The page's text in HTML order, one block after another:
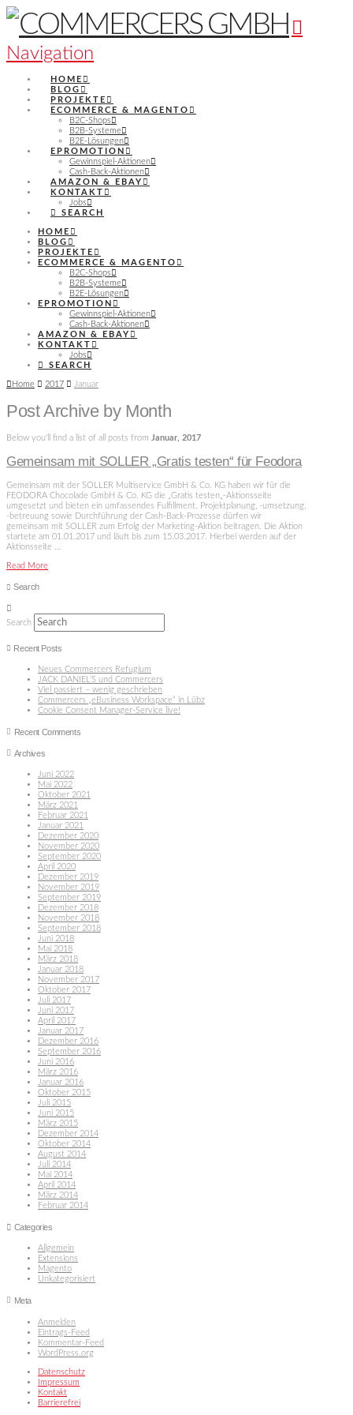
Navigation
HOME
BLOG
PROJEKTE
ECOMMERCE & MAGENTO
B2C-Shops
B2B-Systeme
B2E-Lösungen
EPROMOTION
Gewinnspiel-Aktionen
Cash-Back-Aktionen
AMAZON & EBAY
KONTAKT
Jobs
SEARCH
HOME
BLOG
PROJEKTE
ECOMMERCE & MAGENTO
B2C-Shops
B2B-Systeme
B2E-Lösungen
EPROMOTION
Gewinnspiel-Aktionen
Cash-Back-Aktionen
AMAZON & EBAY
KONTAKT
Jobs
SEARCH
Home 2017 Januar
Post Archive by Month
Below you'll find a list of all posts from Januar, 2017
Gemeinsam mit SOLLER „Gratis testen“ für Feodora
Gemeinsam mit der SOLLER Multiservice GmbH & Co. KG haben wir für die
FEODORA Chocolade GmbH & Co. KG die „Gratis testen„-Aktionsseite
umgesetzt und bieten ein umfassendes Fulfillment. Projektplanung, -umsetzung,
-betreuung sowie Durchführung der Cash-Back-Prozesse dürfen wir
gemeinsam mit SOLLER zum Erfolg der Marketing-Aktion beitragen. Die Aktion
startete am 01.01.2017 und läuft bis zum 15.03.2017. Hierbei werden auf der
Aktionsseite …
Read More
Search
Search
Recent Posts
Neues Commercers Refugium
JACK DANIEL’S und Commercers
Viel passiert – wenig geschrieben
Commercers „eBusiness Workspace“ in Lübz
Cookie Consent Manager-Service live!
Recent Comments
Archives
Juni 2022
Mai 2022
Oktober 2021
März 2021
Februar 2021
Januar 2021
Dezember 2020
November 2020
September 2020
April 2020
Dezember 2019
November 2019
September 2019
Dezember 2018
November 2018
September 2018
Juni 2018
Mai 2018
März 2018
Januar 2018
November 2017
Oktober 2017
Juli 2017
Juni 2017
April 2017
Januar 2017
Dezember 2016
September 2016
Juni 2016
März 2016
Januar 2016
Oktober 2015
Juli 2015
Juni 2015
März 2015
Dezember 2014
Oktober 2014
August 2014
Juli 2014
Mai 2014
April 2014
März 2014
Februar 2014
Categories
Allgemein
Extensions
Magento
Unkategorisiert
Meta
Anmelden
Eintrags-Feed
Kommentar-Feed
WordPress.org
Datenschutz
Impressum
Kontakt
Barrierefrei